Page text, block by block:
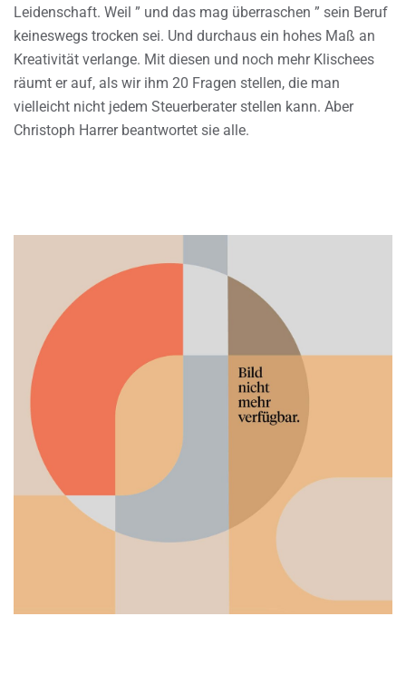
Leidenschaft. Weil ” und das mag überraschen ” sein Beruf
keineswegs trocken sei. Und durchaus ein hohes Maß an
Kreativität verlange. Mit diesen und noch mehr Klischees
räumt er auf, als wir ihm 20 Fragen stellen, die man
vielleicht nicht jedem Steuerberater stellen kann. Aber
Christoph Harrer beantwortet sie alle.